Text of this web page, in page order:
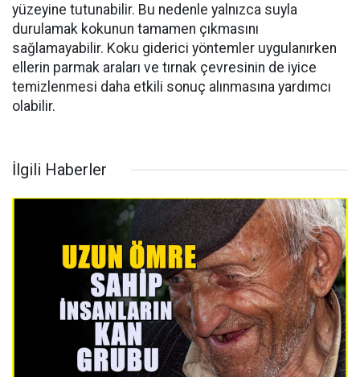
yüzeyine tutunabilir. Bu nedenle yalnızca suyla
durulamak kokunun tamamen çıkmasını
sağlamayabilir. Koku giderici yöntemler uygulanırken
ellerin parmak araları ve tırnak çevresinin de iyice
temizlenmesi daha etkili sonuç alınmasına yardımcı
olabilir.
İlgili Haberler